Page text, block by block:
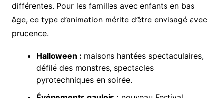
différentes. Pour les familles avec enfants en bas
âge, ce type d’animation mérite d’être envisagé avec
prudence.
Halloween : maisons hantées spectaculaires,
défilé des monstres, spectacles
pyrotechniques en soirée.